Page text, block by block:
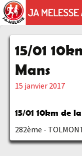
15/01
Mans
15 janvier 2017
15/01 10km de
282ème -